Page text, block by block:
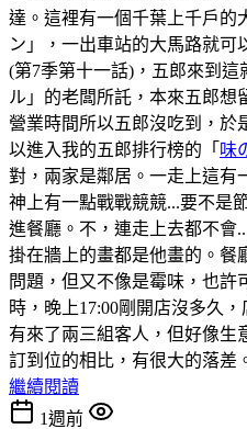
達。這裡有一個千葉上千戶的
ン」，一出車站的大馬路就可
(第7季第十一話)，五郎來到
ル」的老闆所託，本來五郎想
營業時間所以五郎沒吃到，於
以進入我的五郎排行榜的「 味
對，兩家是鄰居。一走上這有
神上有一點戰戰競競...要不是
進餐廳。不，連走上去都不會
掛在牆上的畫都是他畫的。餐
問題，但又不像是霉味，也許
時，晚上17:00剛開店沒多久
有來了兩三組客人，但好像生
訂到位的相比，有很大的落差
繼續閱讀
1週前